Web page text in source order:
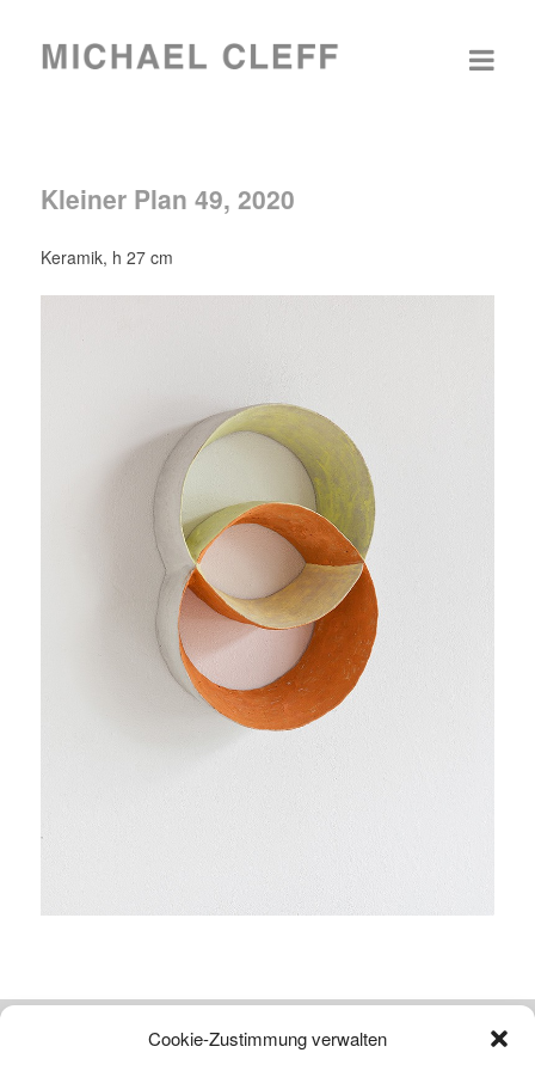
Cookie-Zustimmung verwalten
Kleiner Plan 49, 2020
Keramik, h 27 cm